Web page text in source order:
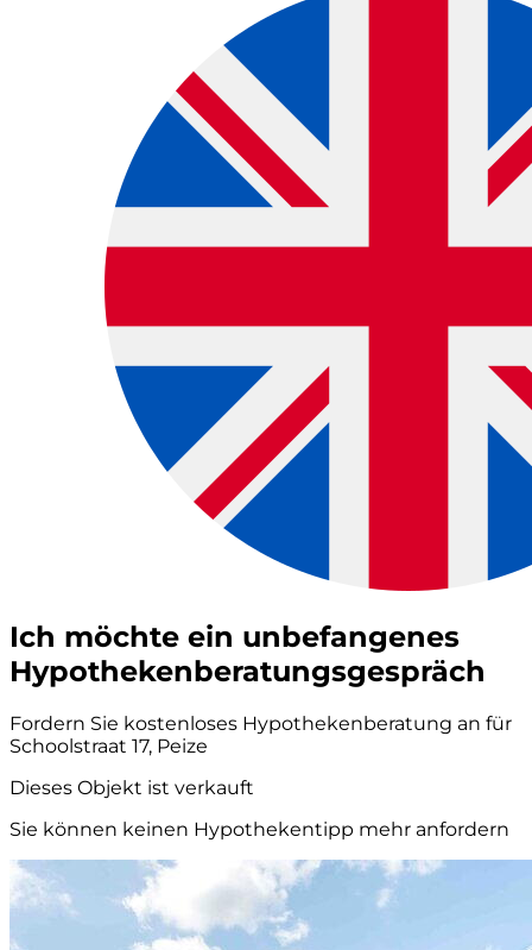
Ich möchte ein unbefangenes
Hypothekenberatungsgespräch
Fordern Sie kostenloses Hypothekenberatung an für
Schoolstraat 17, Peize
Dieses Objekt ist verkauft
Sie können keinen Hypothekentipp mehr anfordern